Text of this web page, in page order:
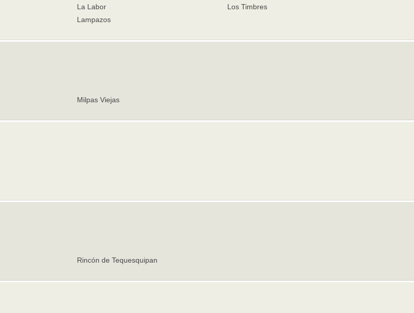
La Labor
Lampazos
Los Timbres
Milpas Viejas
Rincón de Tequesquipan